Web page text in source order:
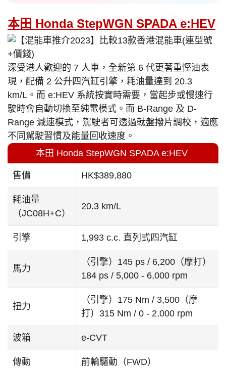
本田 Honda StepWGN SPADA e:HEV
深受港人歡迎的 7 人車，全新第 6 代更著重慳油表
現，配備 2 公升四汽缸引擎，耗油量達到 20.3
km/L。而 e:HEV 系統按實時需要，當起步或慢速行
駛時會自動切換至純電模式。而 B-Range 及 D-
Range 減速模式，駕駛者可透過軚盤撥片調校，適應
不同駕駛習慣及能量回收速度。
本田 Honda StepWGN SPADA e:HEV
售價 HK$389,880
耗油量
（JC08H+C）
20.3 km/L
引擎 1,993 c.c. 直列式四汽缸
馬力
（引擎）145 ps / 6,200（摩打）
184 ps / 5,000 - 6,000 rpm
扭力
（引擎）175 Nm / 3,500（摩
打）315 Nm / 0 - 2,000 rpm
波箱 e-CVT
傳動 前輪驅動（FWD）